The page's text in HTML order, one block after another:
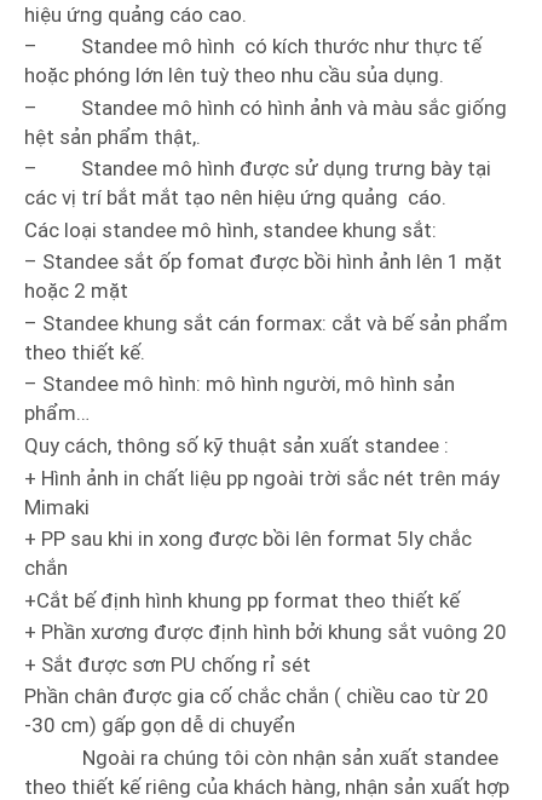
hiệu ứng quảng cáo cao.
– Standee mô hình có kích thước như thực tế
hoặc phóng lớn lên tuỳ theo nhu cầu sủa dụng.
– Standee mô hình có hình ảnh và màu sắc giống
hệt sản phẩm thật,.
– Standee mô hình được sử dụng trưng bày tại
các vị trí bắt mắt tạo nên hiệu ứng quảng cáo.
Các loại standee mô hình, standee khung sắt:
– Standee sắt ốp fomat được bồi hình ảnh lên 1 mặt
hoặc 2 mặt
– Standee khung sắt cán formax: cắt và bế sản phẩm
theo thiết kế.
– Standee mô hình: mô hình người, mô hình sản
phẩm…
Quy cách, thông số kỹ thuật sản xuất standee :
+ Hình ảnh in chất liệu pp ngoài trời sắc nét trên máy
Mimaki
+ PP sau khi in xong được bồi lên format 5ly chắc
chắn
+Cắt bế định hình khung pp format theo thiết kế
+ Phần xương được định hình bởi khung sắt vuông 20
+ Sắt được sơn PU chống rỉ sét
Phần chân được gia cố chắc chắn ( chiều cao từ 20
-30 cm) gấp gọn dễ di chuyển
Ngoài ra chúng tôi còn nhận sản xuất standee
theo thiết kế riêng của khách hàng, nhận sản xuất hợp